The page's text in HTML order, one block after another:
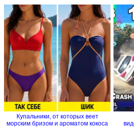
Купальники, от которых веет
морским бризом и ароматом кокоса